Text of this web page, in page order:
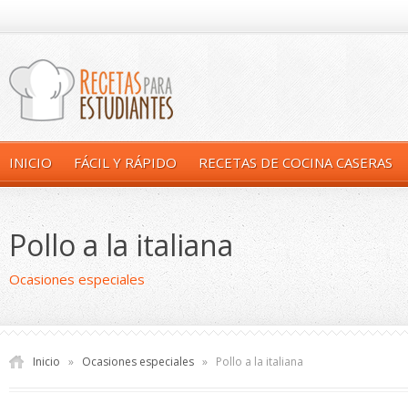
INICIO FÁCIL Y RÁPIDO RECETAS DE COCINA CASERAS
Pollo a la italiana
Ocasiones especiales
Inicio » Ocasiones especiales » Pollo a la italiana